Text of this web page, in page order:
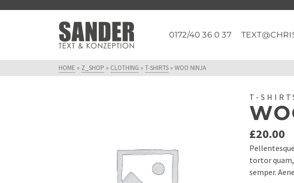
0172/40 36 0 37
HOME » Z_SHOP » CLOTHING » T-SHIRTS » WOO NINJA
T-
£20.00
tortor
semper.